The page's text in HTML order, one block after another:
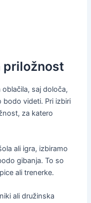
priložnost
saj določa,
bodo videti. Pri izbiri
za katero
ali igra, izbiramo
gibanja. To so
ali trenerke.
ali družinska